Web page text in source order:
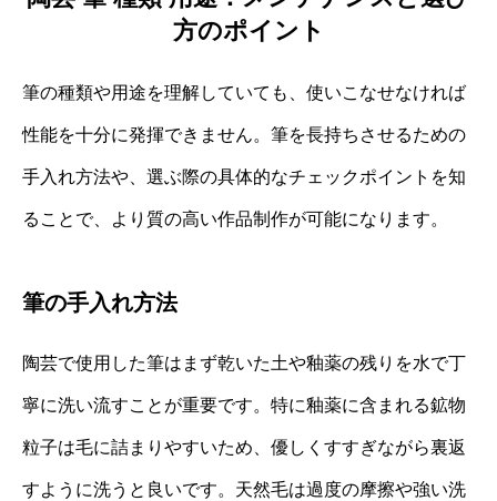
方のポイント
筆の種類や用途を理解していても、使いこなせなければ
性能を十分に発揮できません。筆を長持ちさせるための
手入れ方法や、選ぶ際の具体的なチェックポイントを知
ることで、より質の高い作品制作が可能になります。
筆の手入れ方法
陶芸で使用した筆はまず乾いた土や釉薬の残りを水で丁
寧に洗い流すことが重要です。特に釉薬に含まれる鉱物
粒子は毛に詰まりやすいため、優しくすすぎながら裏返
すように洗うと良いです。天然毛は過度の摩擦や強い洗